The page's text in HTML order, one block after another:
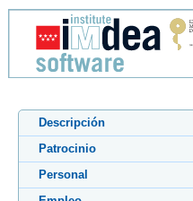
Descripción
Patrocinio
Personal